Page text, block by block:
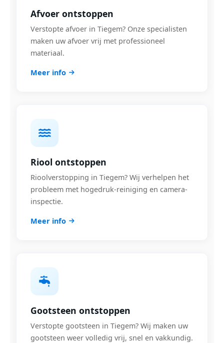
Afvoer ontstoppen
Verstopte afvoer in Tiegem? Onze specialisten
maken uw afvoer vrij met professioneel
materiaal.
Meer info
Riool ontstoppen
Rioolverstopping in Tiegem? Wij verhelpen het
probleem met hogedruk-reiniging en camera-
inspectie.
Meer info
Gootsteen ontstoppen
Verstopte gootsteen in Tiegem? Wij maken uw
gootsteen weer volledig vrij, snel en vakkundig.